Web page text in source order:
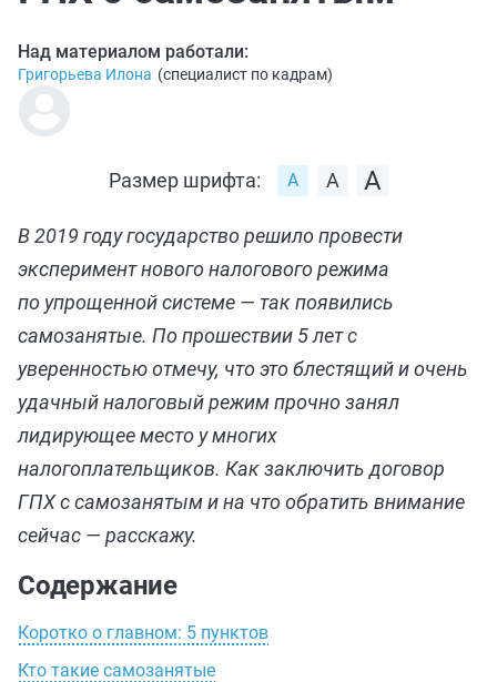
Над материалом работали:
Григорьева Илона (специалист по кадрам)
Размер шрифта:
В 2019 году государство решило провести
эксперимент нового налогового режима
по упрощенной системе — так появились
самозанятые. По прошествии 5 лет с
уверенностью отмечу, что это блестящий и очень
удачный налоговый режим прочно занял
лидирующее место у многих
налогоплательщиков. Как заключить договор
ГПХ с самозанятым и на что обратить внимание
сейчас — расскажу.
Содержание
Коротко о главном: 5 пунктов
Кто такие самозанятые